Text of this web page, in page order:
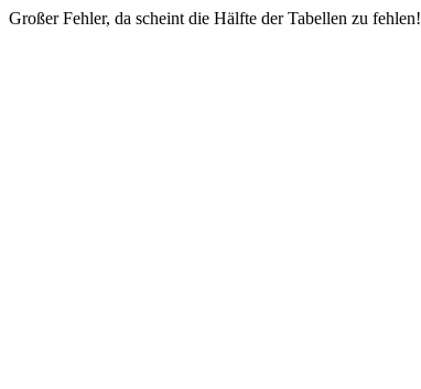
Großer Fehler, da scheint die Hälfte der Tabellen zu fehlen!